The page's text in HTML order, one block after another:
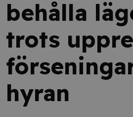
behålla
trots
hyran